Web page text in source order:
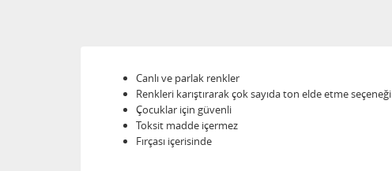
Canlı ve parlak renkler
Renkleri karıştırarak çok sayıda ton elde etme seçeneği
Çocuklar için güvenli
Toksit madde içermez
Fırçası içerisinde